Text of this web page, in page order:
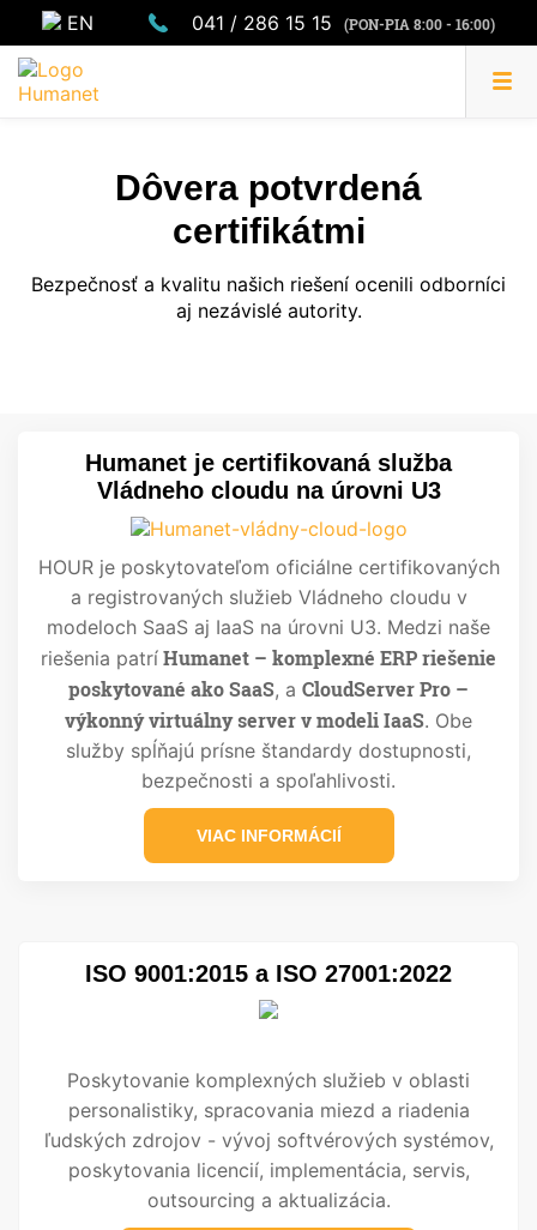
EN 041 / 286 15 15 (PON-PIA 8:00 - 16:00)
Dôvera potvrdená
certifikátmi
Bezpečnosť a kvalitu našich riešení ocenili odborníci
aj nezávislé autority.
Humanet je certifikovaná služba
Vládneho cloudu na úrovni U3
HOUR je poskytovateľom oficiálne certifikovaných
a registrovaných služieb Vládneho cloudu v
modeloch SaaS aj IaaS na úrovni U3. Medzi naše
riešenia patrí Humanet – komplexné ERP riešenie
poskytované ako SaaS, a CloudServer Pro –
výkonný virtuálny server v modeli IaaS. Obe
služby spĺňajú prísne štandardy dostupnosti,
bezpečnosti a spoľahlivosti.
VIAC INFORMÁCIÍ
ISO 9001:2015 a ISO 27001:2022
Poskytovanie komplexných služieb v oblasti
personalistiky, spracovania miezd a riadenia
ľudských zdrojov - vývoj softvérových systémov,
poskytovania licencií, implementácia, servis,
outsourcing a aktualizácia.